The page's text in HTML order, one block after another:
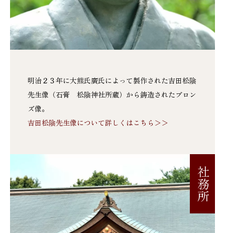
明治２３年に大熊氏廣氏によって製作された吉田松陰
先生像（石膏 松陰神社所蔵）から鋳造されたブロン
ズ像。
吉田松陰先生像について詳しくはこちら＞＞
社務所